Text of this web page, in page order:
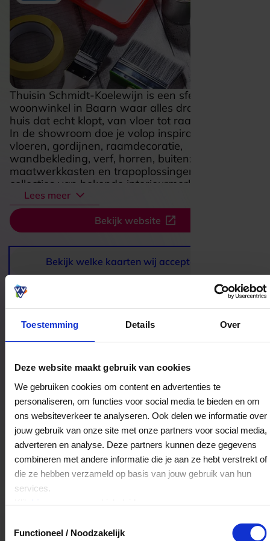
Toestemming Details Over
Deze website maakt gebruik van cookies
We gebruiken cookies om content en advertenties te
personaliseren, om functies voor social media te bieden en om
ons websiteverkeer te analyseren. Ook delen we informatie over
jouw gebruik van onze site met onze partners voor social media,
adverteren en analyse. Deze partners kunnen deze gegevens
combineren met andere informatie die je aan ze hebt verstrekt of
die ze hebben verzameld op basis van jouw gebruik van hun
services.
Klikhiervoor ons cookiebeleid.
Functioneel / Noodzakelijk
Thuisin Schmidt-Koelewijn is een sfeervolle
woonwinkel in Baarn waar alles draait om een
huis dat echt klopt, van vloer tot raam en wand.
In de showroom doe je volop inspiratie op tussen
vloeren, gordijnen, raamdecoratie,
wandbekleding, verf, horren, buitenzonwering,
maatwerkkasten en trapoplossingen, met
collecties van bekende interieurmerken. De kracht
van deze zaak zit in de combinatie van stijl,
praktisch advies en vakwerk, zodat je niet alleen
ideeën opdoet, maar ook meteen voelt hoe
materialen, kleuren en afwerkingen
samenkomen. Wie hier binnenstapt, ontdekt een
plek waar woonsfeer tastbaar wordt en waar
een interieurplan direct een stuk concreter en
aantrekkelijker aanvoelt.
Lees meer
Bekijk website
Bekijk welke kaarten wij accepteren
Bestedingslocaties
Thuisin Schmidt-Koelewijn
Dalweg 16
3741AV Baarn
Veelgestelde Vragen
Hoelang blijft mijn saldo geldig?